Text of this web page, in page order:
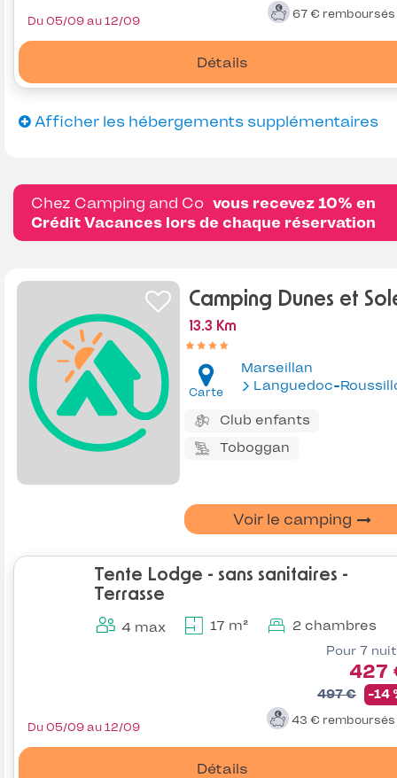
67 € remboursés
Détails
Du 05/09 au 12/09
Afficher les hébergements supplémentaires
Chez Camping and Co vous recevez 10% en
Crédit Vacances lors de chaque réservation
Camping Dunes et
13.3 Km
Carte
Marseillan
Languedoc-
Club enfants
Toboggan
Voir le camping
Tente Lodge - sans sanitaires -
Terrasse
4 max 17 m² 2 chambres
Pour 7
427
497 € -14
43 € remboursés
Détails
Du 05/09 au 12/09